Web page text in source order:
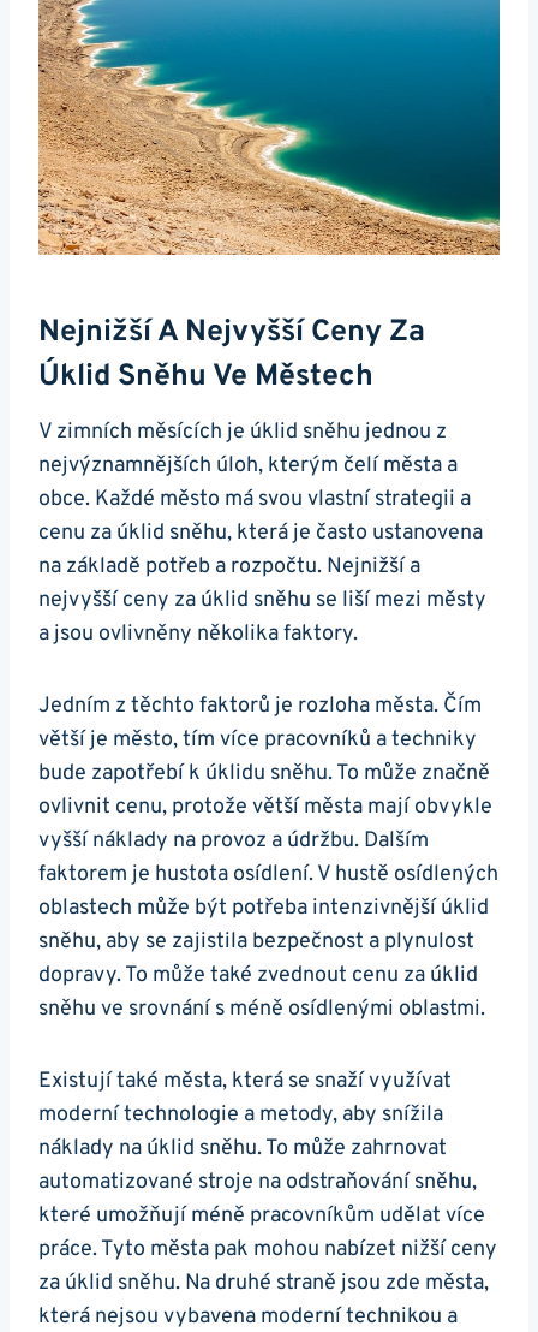
Nejnižší A Nejvyšší Ceny Za
Úklid Sněhu Ve Městech
V zimních měsících je úklid sněhu jednou z
nejvýznamnějších úloh, kterým čelí města a
obce. Každé město má svou vlastní strategii a
cenu za úklid sněhu, která je často ustanovena
na základě potřeb a rozpočtu. Nejnižší a
nejvyšší ceny za úklid sněhu se liší mezi městy
a jsou ovlivněny několika faktory.
Jedním z těchto faktorů je rozloha města. Čím
větší je město, tím více pracovníků a techniky
bude zapotřebí k úklidu sněhu. To může značně
ovlivnit cenu, protože větší města mají obvykle
vyšší náklady na provoz a údržbu. Dalším
faktorem je hustota osídlení. V hustě osídlených
oblastech může být potřeba intenzivnější úklid
sněhu, aby se zajistila bezpečnost a plynulost
dopravy. To může také zvednout cenu za úklid
sněhu ve srovnání s méně osídlenými oblastmi.
Existují také města, která se snaží využívat
moderní technologie a metody, aby snížila
náklady na úklid sněhu. To může zahrnovat
automatizované stroje na odstraňování sněhu,
které umožňují méně pracovníkům udělat více
práce. Tyto města pak mohou nabízet nižší ceny
za úklid sněhu. Na druhé straně jsou zde města,
která nejsou vybavena moderní technikou a